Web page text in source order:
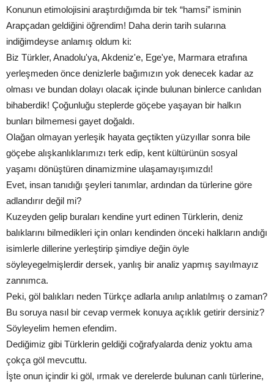
Konunun etimolojisini araştırdığımda bir tek “hamsi” isminin
Arapçadan geldiğini öğrendim! Daha derin tarih sularına
indiğimdeyse anlamış oldum ki:
Biz Türkler, Anadolu'ya, Akdeniz'e, Ege'ye, Marmara etrafına
yerleşmeden önce denizlerle bağımızın yok denecek kadar az
olması ve bundan dolayı olacak içinde bulunan binlerce canlıdan
bihaberdik! Çoğunluğu steplerde göçebe yaşayan bir halkın
bunları bilmemesi gayet doğaldı.
Olağan olmayan yerleşik hayata geçtikten yüzyıllar sonra bile
göçebe alışkanlıklarımızı terk edip, kent kültürünün sosyal
yaşamı dönüştüren dinamizmine ulaşamayışımızdı!
Evet, insan tanıdığı şeyleri tanımlar, ardından da türlerine göre
adlandırır değil mi?
Kuzeyden gelip buraları kendine yurt edinen Türklerin, deniz
balıklarını bilmedikleri için onları kendinden önceki halkların andığı
isimlerle dillerine yerleştirip şimdiye değin öyle
söyleyegelmişlerdir dersek, yanlış bir analiz yapmış sayılmayız
zannımca.
Peki, göl balıkları neden Türkçe adlarla anılıp anlatılmış o zaman?
Bu soruya nasıl bir cevap vermek konuya açıklık getirir dersiniz?
Söyleyelim hemen efendim.
Dediğimiz gibi Türklerin geldiği coğrafyalarda deniz yoktu ama
çokça göl mevcuttu.
İşte onun içindir ki göl, ırmak ve derelerde bulunan canlı türlerine,